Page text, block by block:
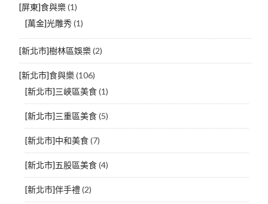
[屏東]食與樂(1)
[萬金]光雕秀(1)
[新北市]樹林區娛樂(2)
[新北市]食與樂(106)
[新北市]三峽區美食(1)
[新北市]三重區美食(5)
[新北市]中和美食(7)
[新北市]五股區美食(4)
[新北市]伴手禮(2)